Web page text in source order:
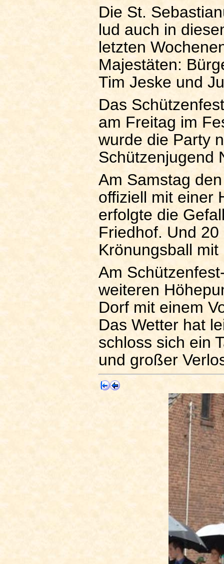
Die St.
lud auch in
letzten
Majestäten:
Tim Jeske und
Das
am Freitag im
wurde die Party
Schützenjugend
Am Samstag
offiziell mit einer
erfolgte die
Friedhof. Und
Krönungsball
Am
weiteren
Dorf mit einem
Das Wetter hat
schloss sich ein
und großer